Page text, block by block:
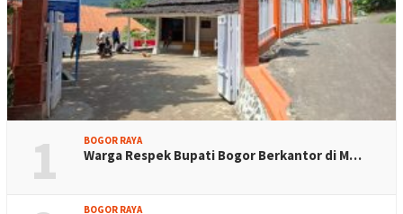
1 BOGOR RAYA
Warga Respek Bupati Bogor Berkantor di M…
BOGOR RAYA